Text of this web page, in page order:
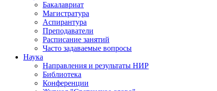
Бакалавриат
Магистратура
Аспирантура
Преподаватели
Расписание занятий
Часто задаваемые вопросы
Наука
Направления и результаты НИР
Библиотека
Конференции